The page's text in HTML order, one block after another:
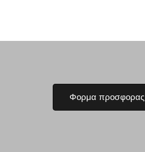
Φορμα προσφορας